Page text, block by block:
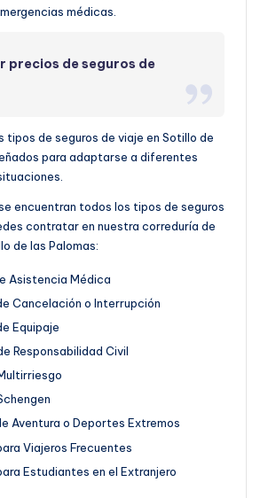
médicas.
precios de seguros de
tipos de seguros de viaje en Sotillo de
para adaptarse a diferentes
encuentran todos los tipos de seguros
contratar en nuestra correduría de
de las Palomas:
Asistencia Médica
Cancelación o Interrupción
Equipaje
Responsabilidad Civil
Aventura o Deportes Extremos
Viajeros Frecuentes
Estudiantes en el Extranjero